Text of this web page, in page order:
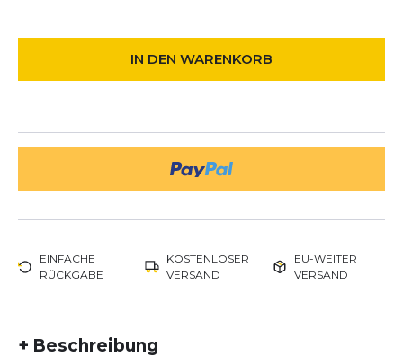
IN DEN WARENKORB
EINFACHE
RÜCKGABE
KOSTENLOSER
VERSAND
EU-WEITER
VERSAND
+ Beschreibung